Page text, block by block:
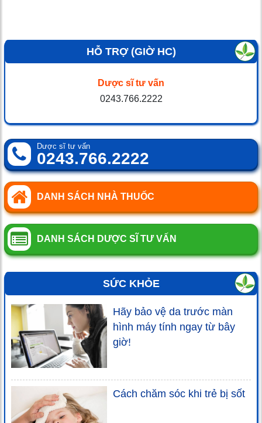
HỖ TRỢ (GIỜ HC)
Dược sĩ tư vấn
0243.766.2222
Dược sĩ tư vấn
0243.766.2222
DANH SÁCH NHÀ THUỐC
DANH SÁCH DƯỢC SĨ TƯ VẤN
SỨC KHỎE
Hãy bảo vệ da trước màn
hình máy tính ngay từ bây
giờ!
Cách chăm sóc khi trẻ bị sốt